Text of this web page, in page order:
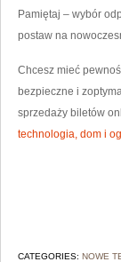
Pamiętaj – wybór
postaw na
Chcesz mieć
bezpieczne i
sprzedaży biletów
technologia, dom i
CATEGORIES: NOWE